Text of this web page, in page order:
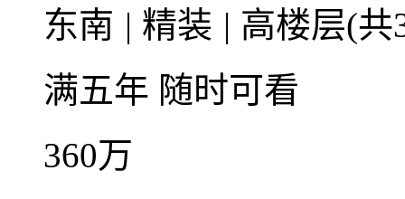
东南 | 精装 | 高楼层(
满五年 随时可看
360万